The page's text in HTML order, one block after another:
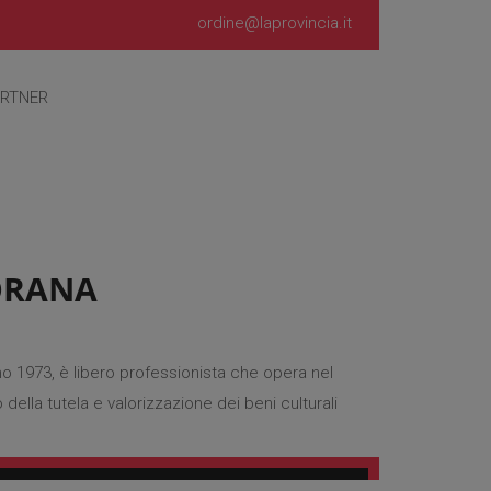
ordine@laprovincia.it
1973, è libero professionista che opera nel
tutela e valorizzazione dei beni culturali